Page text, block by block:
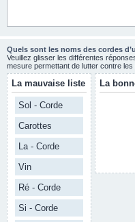
Quels sont les noms des cordes
Veuillez glisser les différentes
mesure permettant de lutter contre les
La mauvaise liste
Sol - Corde
Carottes
La - Corde
Vin
Ré - Corde
Si - Corde
La